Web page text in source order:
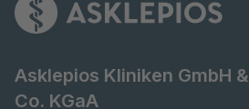
Asklepios Kliniken GmbH &
Co. KGaA